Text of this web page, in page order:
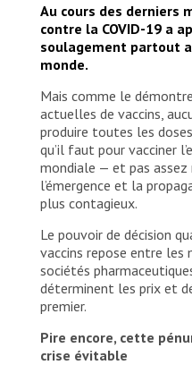
traditions; over 90
São Gabriel da Cachoeira
the care centre, for
with COVID-19 can
treatment with a carer,
usually allowed in
available for patients and
traditional medicines
region are accepted at
taken together with the
MSF, as long as their
any adverse effects.
indigenous communities,
rituals. The only
personal protective
contaminated while in
© Diego Baravelli
Au cours des derniers
contre la COVID-19 a
soulagement partout
monde.
Mais comme le
actuelles de vaccins,
produire toutes les
qu’il faut pour vacciner
mondiale — et pas
l’émergence et la
plus contagieux.
Le pouvoir de décision
vaccins repose entre les
sociétés
déterminent les prix et
premier.
Pire encore, cette
crise évitable